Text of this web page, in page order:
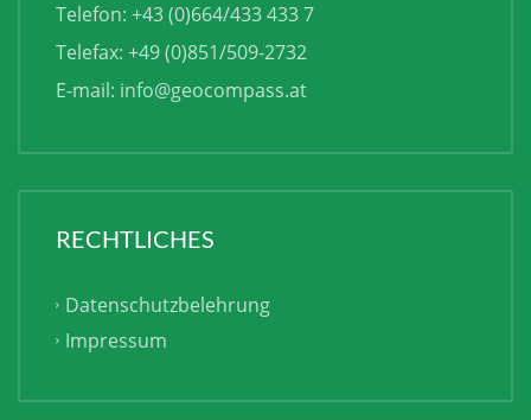
Telefon: +43 (0)664/433 433 7
Telefax: +49 (0)851/509-2732
E-mail: info@geocompass.at
RECHTLICHES
Datenschutzbelehrung
Impressum